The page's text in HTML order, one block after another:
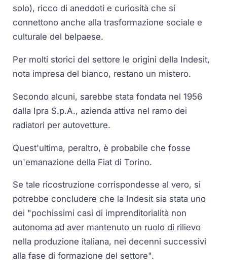
solo), ricco di aneddoti e curiosità che si
connettono anche alla trasformazione sociale e
culturale del belpaese.
Per molti storici del settore le origini della Indesit,
nota impresa del bianco, restano un mistero.
Secondo alcuni, sarebbe stata fondata nel 1956
dalla Ipra S.p.A., azienda attiva nel ramo dei
radiatori per autovetture.
Quest'ultima, peraltro, è probabile che fosse
un'emanazione della Fiat di Torino.
Se tale ricostruzione corrispondesse al vero, si
potrebbe concludere che la Indesit sia stata uno
dei "pochissimi casi di imprenditorialità non
autonoma ad aver mantenuto un ruolo di rilievo
nella produzione italiana, nei decenni successivi
alla fase di formazione del settore".